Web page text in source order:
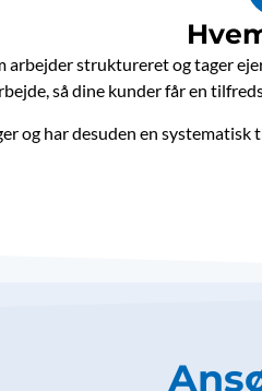
arbejder struktureret og tager
så dine kunder får en
og har desuden en systematisk